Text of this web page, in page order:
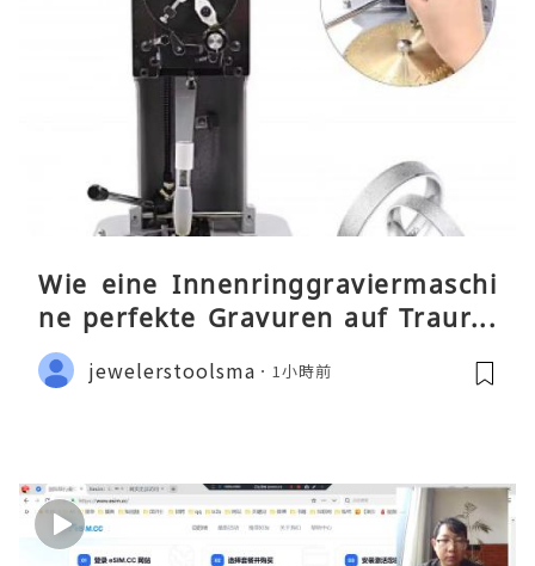
Wie eine Innenringgraviermaschi
ne perfekte Gravuren auf Traurin
gen ermöglicht
jewelerstoolsma 1小時前